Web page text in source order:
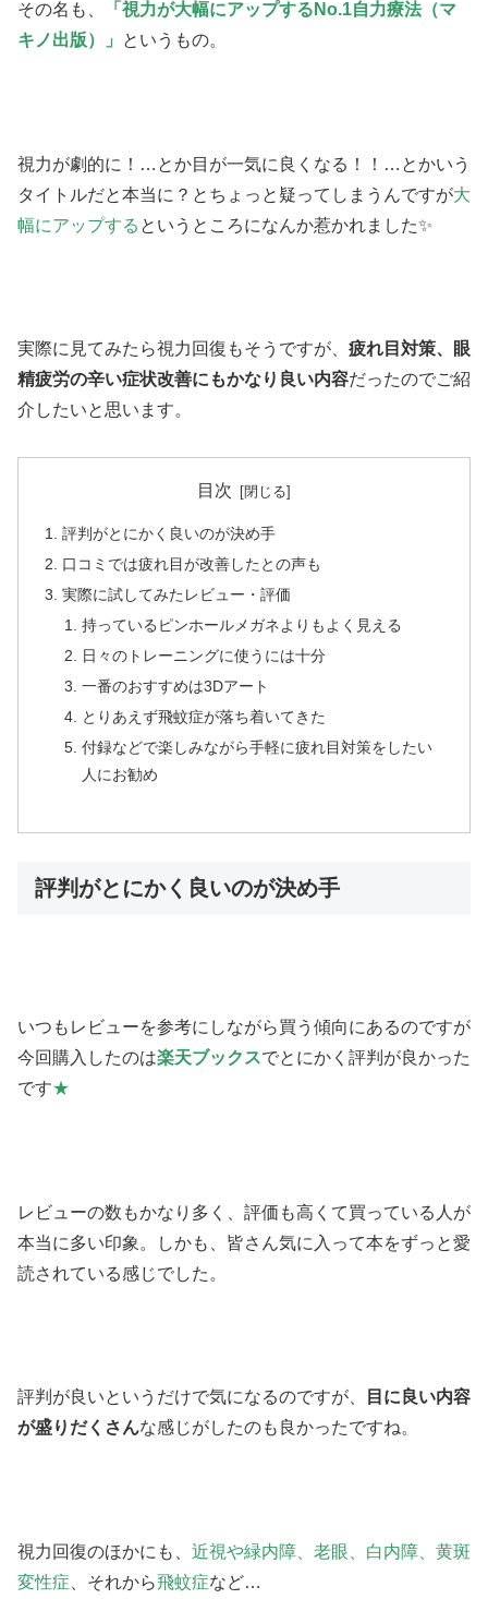
その名も、
「視力が大幅にアップするNo.1自力療法（マ
キノ出版）」
というもの。
視力が劇的に！…とか目が一気に良くなる！！…とかいう
タイトルだと本当に？とちょっと疑ってしまうんですが大
幅にアップする というところになんか惹かれました✨
実際に見てみたら視力回復もそうですが、 疲れ目対策、眼
精疲労の辛い症状改善にもかなり良い内容だったのでご紹
介したいと思います。
目次
評判がとにかく良いのが決め手
口コミでは疲れ目が改善したとの声も
実際に試してみたレビュー・評価
持っているピンホールメガネよりもよく見える
日々のトレーニングに使うには十分
一番のおすすめは3Dアート
とりあえず飛蚊症が落ち着いてきた
付録などで楽しみながら手軽に疲れ目対策をしたい
人にお勧め
評判がとにかく良いのが決め手
いつもレビューを参考にしながら買う傾向にあるのですが
今回購入したのは楽天ブックスでとにかく評判が良かった
です★
レビューの数もかなり多く、評価も高くて買っている人が
本当に多い印象。しかも、皆さん気に入って本をずっと愛
読されている感じでした。
評判が良いというだけで気になるのですが、
目に良い内容
が盛りだくさんな感じがしたのも良かったですね。
視力回復のほかにも、 近視や緑内障、老眼、白内障、黄斑
変性症 、それから飛蚊症など…